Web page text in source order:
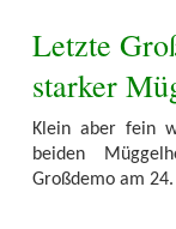
Letzte
starker
Klein aber fein
beiden
Großdemo am